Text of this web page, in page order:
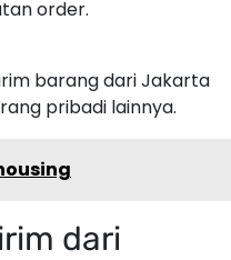
order.
barang dari Jakarta
pribadi lainnya.
dari